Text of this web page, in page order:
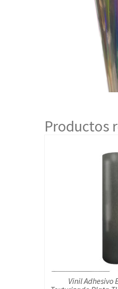
Productos
Vinil Adhesivo